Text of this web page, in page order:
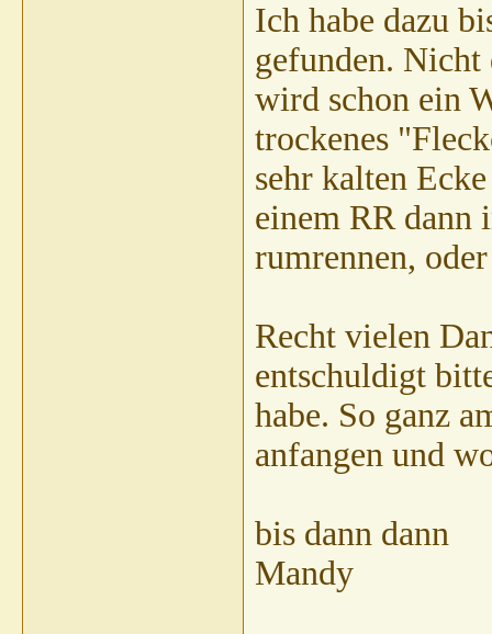
Ich habe dazu
gefunden. Nicht
wird schon ein
trockenes
sehr kalten
einem RR dann
rumrennen,
Recht vielen
entschuldigt
habe. So ganz
anfangen und
bis dann dann
Mandy